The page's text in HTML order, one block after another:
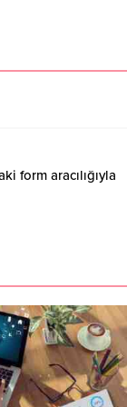
form aracılığıyla